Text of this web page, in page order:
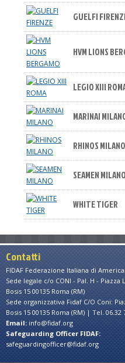
GUELFI
HVM LIONS
LEGIO XIII
MARINAI
RHINOS MILANO
SEAMEN MILANO
WHITE TIGER
Contatti
FIDAF Federazione Italiana di
Sede legale c/o CONI - Pal. H - Piazza
Bosis 15 00135 Roma (RM)
Sede organizzativa Fidaf C/O Coni:
Bosis 15 00135 Roma (RM) | Tel. 06.32
Email: info@fidaf.org
Safeguarding Officer FIDAF:
safeguardingofficer@fidaf.org